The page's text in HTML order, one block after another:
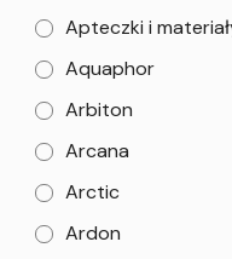
Apteczki i
Aquaphor
Arbiton
Arcana
Arctic
Ardon